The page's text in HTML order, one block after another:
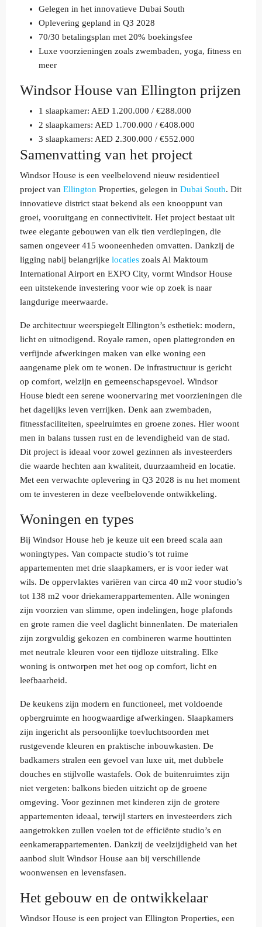
Gelegen in het innovatieve Dubai South
Oplevering gepland in Q3 2028
70/30 betalingsplan met 20% boekingsfee
Luxe voorzieningen zoals zwembaden, yoga, fitness en
meer
Windsor House van Ellington prijzen
1 slaapkamer: AED 1.200.000 / €288.000
2 slaapkamers: AED 1.700.000 / €408.000
3 slaapkamers: AED 2.300.000 / €552.000
Samenvatting van het project
Windsor House is een veelbelovend nieuw residentieel
project van Ellington Properties, gelegen in Dubai South. Dit
innovatieve district staat bekend als een knooppunt van
groei, vooruitgang en connectiviteit. Het project bestaat uit
twee elegante gebouwen van elk tien verdiepingen, die
samen ongeveer 415 wooneenheden omvatten. Dankzij de
ligging nabij belangrijke locaties zoals Al Maktoum
International Airport en EXPO City, vormt Windsor House
een uitstekende investering voor wie op zoek is naar
langdurige meerwaarde.
De architectuur weerspiegelt Ellington’s esthetiek: modern,
licht en uitnodigend. Royale ramen, open plattegronden en
verfijnde afwerkingen maken van elke woning een
aangename plek om te wonen. De infrastructuur is gericht
op comfort, welzijn en gemeenschapsgevoel. Windsor
House biedt een serene woonervaring met voorzieningen die
het dagelijks leven verrijken. Denk aan zwembaden,
fitnessfaciliteiten, speelruimtes en groene zones. Hier woont
men in balans tussen rust en de levendigheid van de stad.
Dit project is ideaal voor zowel gezinnen als investeerders
die waarde hechten aan kwaliteit, duurzaamheid en locatie.
Met een verwachte oplevering in Q3 2028 is nu het moment
om te investeren in deze veelbelovende ontwikkeling.
Woningen en types
Bij Windsor House heb je keuze uit een breed scala aan
woningtypes. Van compacte studio’s tot ruime
appartementen met drie slaapkamers, er is voor ieder wat
wils. De oppervlaktes variëren van circa 40 m2 voor studio’s
tot 138 m2 voor driekamerappartementen. Alle woningen
zijn voorzien van slimme, open indelingen, hoge plafonds
en grote ramen die veel daglicht binnenlaten. De materialen
zijn zorgvuldig gekozen en combineren warme houttinten
met neutrale kleuren voor een tijdloze uitstraling. Elke
woning is ontworpen met het oog op comfort, licht en
leefbaarheid.
De keukens zijn modern en functioneel, met voldoende
opbergruimte en hoogwaardige afwerkingen. Slaapkamers
zijn ingericht als persoonlijke toevluchtsoorden met
rustgevende kleuren en praktische inbouwkasten. De
badkamers stralen een gevoel van luxe uit, met dubbele
douches en stijlvolle wastafels. Ook de buitenruimtes zijn
niet vergeten: balkons bieden uitzicht op de groene
omgeving. Voor gezinnen met kinderen zijn de grotere
appartementen ideaal, terwijl starters en investeerders zich
aangetrokken zullen voelen tot de efficiënte studio’s en
eenkamerappartementen. Dankzij de veelzijdigheid van het
aanbod sluit Windsor House aan bij verschillende
woonwensen en levensfasen.
Het gebouw en de ontwikkelaar
Windsor House is een project van Ellington Properties, een